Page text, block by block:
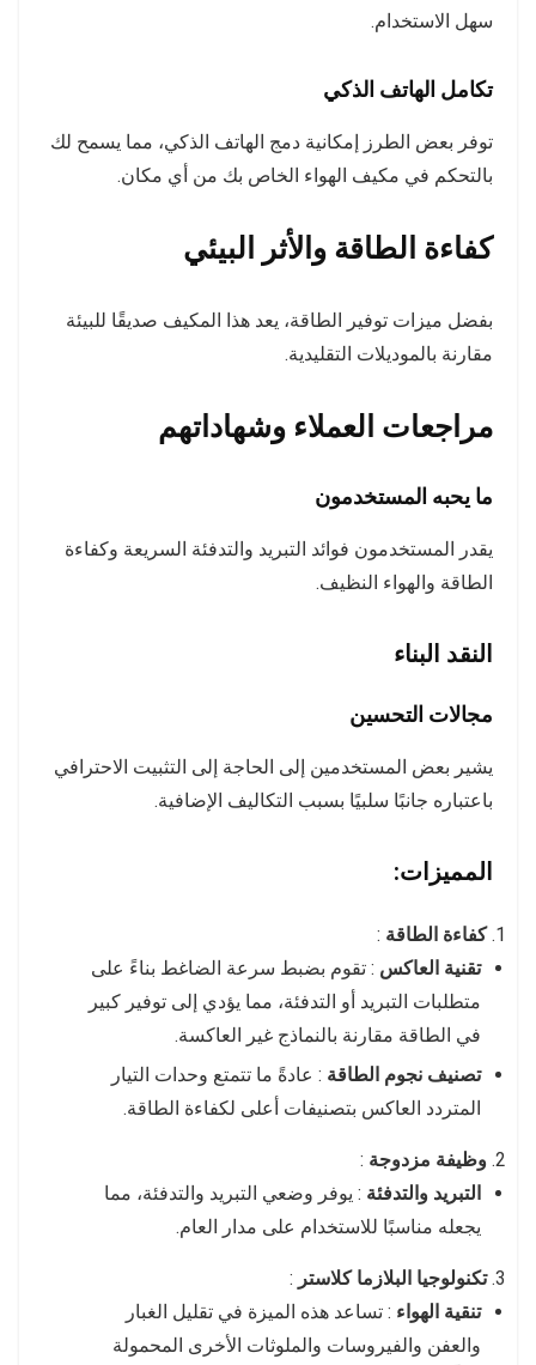
سهل الاستخدام.
تكامل الهاتف الذكي
توفر بعض الطرز إمكانية دمج الهاتف الذكي، مما يسمح لك
بالتحكم في مكيف الهواء الخاص بك من أي مكان.
كفاءة الطاقة والأثر البيئي
بفضل ميزات توفير الطاقة، يعد هذا المكيف صديقًا للبيئة
مقارنة بالموديلات التقليدية.
مراجعات العملاء وشهاداتهم
ما يحبه المستخدمون
يقدر المستخدمون فوائد التبريد والتدفئة السريعة وكفاءة
الطاقة والهواء النظيف.
النقد البناء
مجالات التحسين
يشير بعض المستخدمين إلى الحاجة إلى التثبيت الاحترافي
باعتباره جانبًا سلبيًا بسبب التكاليف الإضافية.
المميزات:
كفاءة الطاقة :
تقنية العاكس : تقوم بضبط سرعة الضاغط بناءً على
متطلبات التبريد أو التدفئة، مما يؤدي إلى توفير كبير
في الطاقة مقارنة بالنماذج غير العاكسة.
تصنيف نجوم الطاقة : عادةً ما تتمتع وحدات التيار
المتردد العاكس بتصنيفات أعلى لكفاءة الطاقة.
وظيفة مزدوجة :
التبريد والتدفئة : يوفر وضعي التبريد والتدفئة، مما
يجعله مناسبًا للاستخدام على مدار العام.
تكنولوجيا البلازما كلاستر :
تنقية الهواء : تساعد هذه الميزة في تقليل الغبار
والعفن والفيروسات والملوثات الأخرى المحمولة